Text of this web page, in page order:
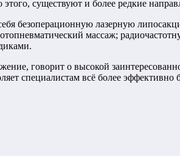
существуют и более редкие
безоперационную лазерную
массаж;
говорит о высокой
специалистам всё более